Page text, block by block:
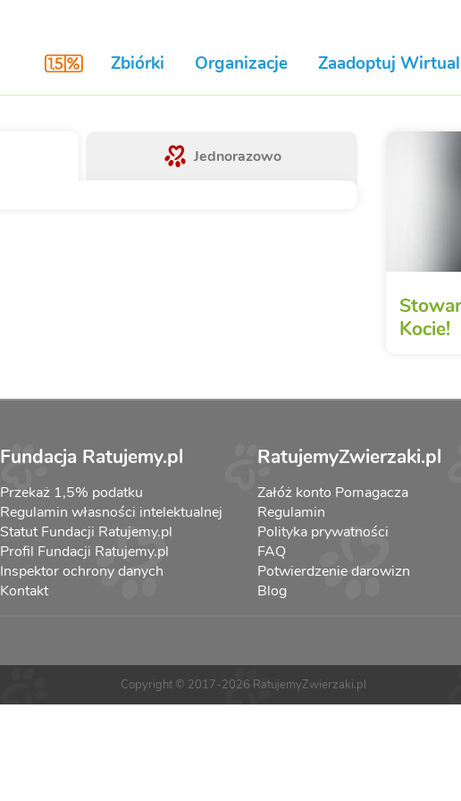
Zbiórki Organizacje Zaadoptuj
Jednorazowo
Kocie!
Fundacja Ratujemy.pl
Przekaż 1,5% podatku
Regulamin własności intelektualnej
Statut Fundacji Ratujemy.pl
Profil Fundacji Ratujemy.pl
Inspektor ochrony danych
Kontakt
RatujemyZwierzaki.pl
Załóż konto Pomagacza
Regulamin
Polityka prywatności
FAQ
Potwierdzenie darowizn
Blog
Copyright © 2017-2026 RatujemyZwierzaki.pl